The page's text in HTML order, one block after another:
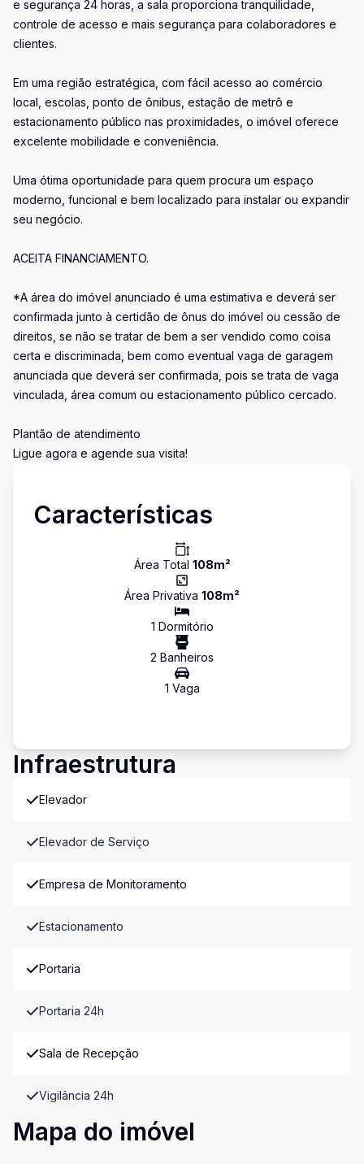
e segurança 24 horas, a sala proporciona tranquilidade,
controle de acesso e mais segurança para colaboradores e
clientes.
Em uma região estratégica, com fácil acesso ao comércio
local, escolas, ponto de ônibus, estação de metrô e
estacionamento público nas proximidades, o imóvel oferece
excelente mobilidade e conveniência.
Uma ótima oportunidade para quem procura um espaço
moderno, funcional e bem localizado para instalar ou expandir
seu negócio.
ACEITA FINANCIAMENTO.
*A área do imóvel anunciado é uma estimativa e deverá ser
confirmada junto à certidão de ônus do imóvel ou cessão de
direitos, se não se tratar de bem a ser vendido como coisa
certa e discriminada, bem como eventual vaga de garagem
anunciada que deverá ser confirmada, pois se trata de vaga
vinculada, área comum ou estacionamento público cercado.
Plantão de atendimento
Ligue agora e agende sua visita!
Características
Área Total 108m²
Área Privativa 108m²
1 Dormitório
2 Banheiros
1 Vaga
Infraestrutura
Elevador
Elevador de Serviço
Empresa de Monitoramento
Estacionamento
Portaria
Portaria 24h
Sala de Recepção
Vigilância 24h
Mapa do imóvel